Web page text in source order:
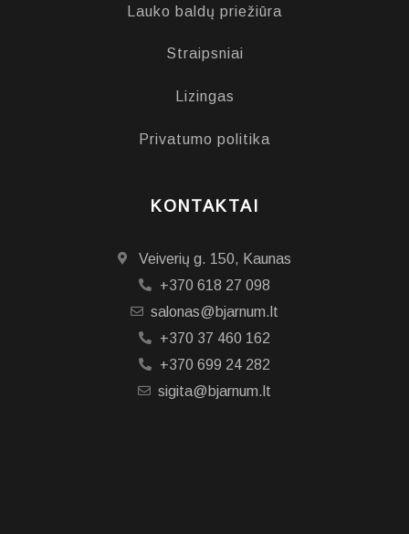
Lauko baldų priežiūra
Straipsniai
Lizingas
Privatumo politika
KONTAKTAI
Veiverių g. 150, Kaunas
+370 618 27 098
salonas@bjarnum.lt
+370 37 460 162
+370 699 24 282
sigita@bjarnum.lt